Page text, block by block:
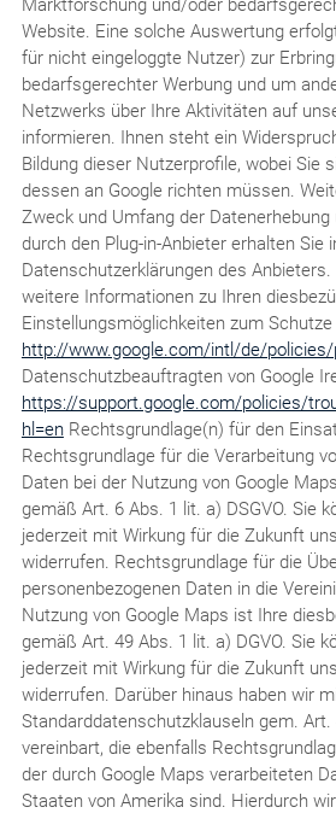
Website. Eine solche Auswertung
für nicht eingeloggte Nutzer) zur
bedarfsgerechter Werbung und um
Netzwerks über Ihre Aktivitäten auf
informieren. Ihnen steht ein
Bildung dieser Nutzerprofile, wobei Sie
dessen an Google richten müssen.
Zweck und Umfang der
durch den Plug-in-Anbieter erhalten Sie
Datenschutzerklärungen des
weitere Informationen zu Ihren
Einstellungsmöglichkeiten zum
http://www.google.com/intl/de/
Datenschutzbeauftragten von Google
https://support.google.com/policies/
hl=enRechtsgrundlage(n) für den
Rechtsgrundlage für die Verarbeitung
Daten bei der Nutzung von Google
gemäß Art. 6 Abs. 1 lit. a) DSGVO. Sie
jederzeit mit Wirkung für die Zukunft
widerrufen. Rechtsgrundlage für die
personenbezogenen Daten in die
Nutzung von Google Maps ist Ihre
gemäß Art. 49 Abs. 1 lit. a) DGVO. Sie
jederzeit mit Wirkung für die Zukunft
widerrufen. Darüber hinaus haben wir
Standarddatenschutzklauseln gem. Art.
vereinbart, die ebenfalls
der durch Google Maps verarbeiteten
Staaten von Amerika sind. Hierdurch